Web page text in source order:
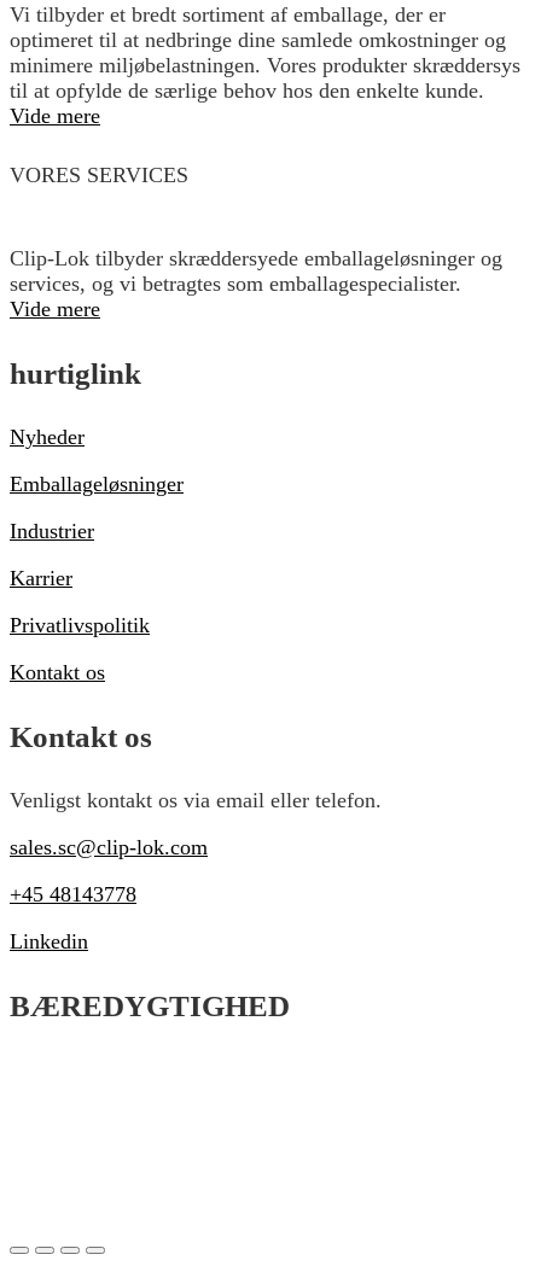
Vi tilbyder et bredt sortiment af emballage, der er
optimeret til at nedbringe dine samlede omkostninger og
minimere miljøbelastningen. Vores produkter skræddersys
til at opfylde de særlige behov hos den enkelte kunde.
Vide mere
VORES SERVICES
Clip-Lok tilbyder skræddersyede emballageløsninger og
services, og vi betragtes som emballagespecialister.
Vide mere
hurtiglink
Nyheder
Emballageløsninger
Industrier
Karrier
Privatlivspolitik
Kontakt os
Kontakt os
Venligst kontakt os via email eller telefon.
sales.sc@clip-lok.com
+45 48143778
Linkedin
BÆREDYGTIGHED